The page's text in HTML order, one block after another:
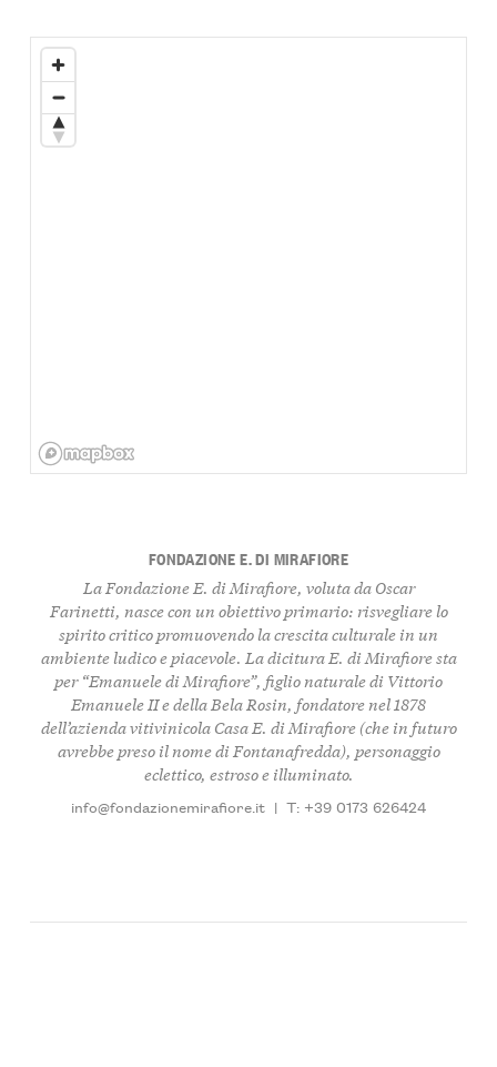
FONDAZIONE E. DI MIRAFIORE
La Fondazione E. di Mirafiore, voluta da Oscar
Farinetti, nasce con un obiettivo primario: risvegliare lo
spirito critico promuovendo la crescita culturale in un
ambiente ludico e piacevole. La dicitura E. di Mirafiore sta
per “Emanuele di Mirafiore”, figlio naturale di Vittorio
Emanuele II e della Bela Rosin, fondatore nel 1878
dell’azienda vitivinicola Casa E. di Mirafiore (che in futuro
avrebbe preso il nome di Fontanafredda), personaggio
eclettico, estroso e illuminato.
info@fondazionemirafiore.it | T: +39 0173 626424